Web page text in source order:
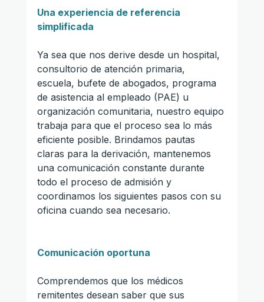
Una experiencia de referencia
simplificada
Ya sea que nos derive desde un hospital,
consultorio de atención primaria,
escuela, bufete de abogados, programa
de asistencia al empleado (PAE) u
organización comunitaria, nuestro equipo
trabaja para que el proceso sea lo más
eficiente posible. Brindamos pautas
claras para la derivación, mantenemos
una comunicación constante durante
todo el proceso de admisión y
coordinamos los siguientes pasos con su
oficina cuando sea necesario.
Comunicación oportuna
Comprendemos que los médicos
remitentes desean saber que sus